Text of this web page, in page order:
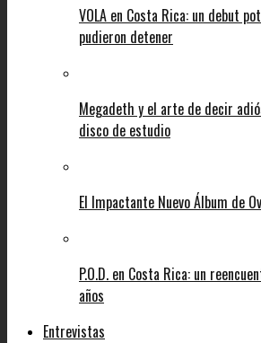
VOLA en Costa Rica: un debut
pudieron detener
Megadeth y el arte de decir
disco de estudio
El Impactante Nuevo Álbum de
P.O.D. en Costa Rica: un
años
Entrevistas